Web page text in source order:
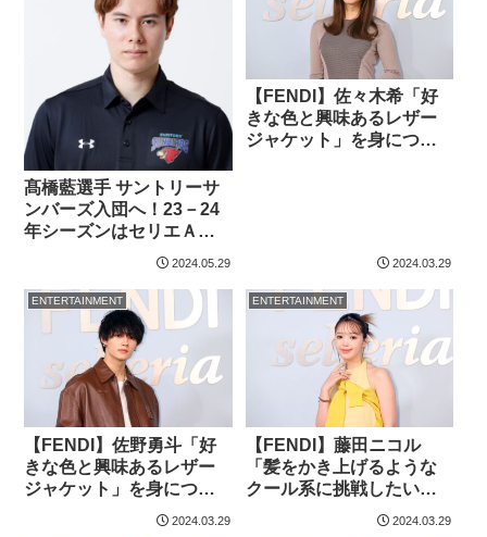
髙橋藍選手 サントリーサ
ンバーズ入団へ！23－24
年シーズンはセリエＡで
プレイしてチームの準優
2024.05.29
【FENDI】佐々木希「好
きな色と興味あるレザー
ジャケット」を身につけ
2024.03.29
ENTERTAINMENT
【FENDI】佐野勇斗「好
きな色と興味あるレザー
ジャケット」を身につけ
【ファッション詳報】
2024.03.29
ENTERTAINMENT
【FENDI】藤田ニコル
「髪をかき上げるような
クール系に挑戦したい」
【ファッション詳報】
2024.03.29